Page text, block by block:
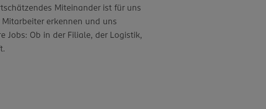
Miteinander ist für uns
erkennen und uns
Jobs: Ob in der Filiale, der Logistik,